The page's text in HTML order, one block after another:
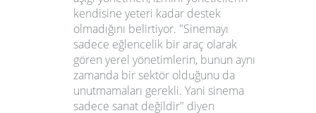
kendisine yeteri kadar destek
olmadığını belirtiyor. "Sinemayı
sadece eğlencelik bir araç olarak
gören yerel yönetimlerin, bunun aynı
zamanda bir sektör olduğunu da
unutmamaları gerekli. Yani sinema
sadece sanat değildir" diyen